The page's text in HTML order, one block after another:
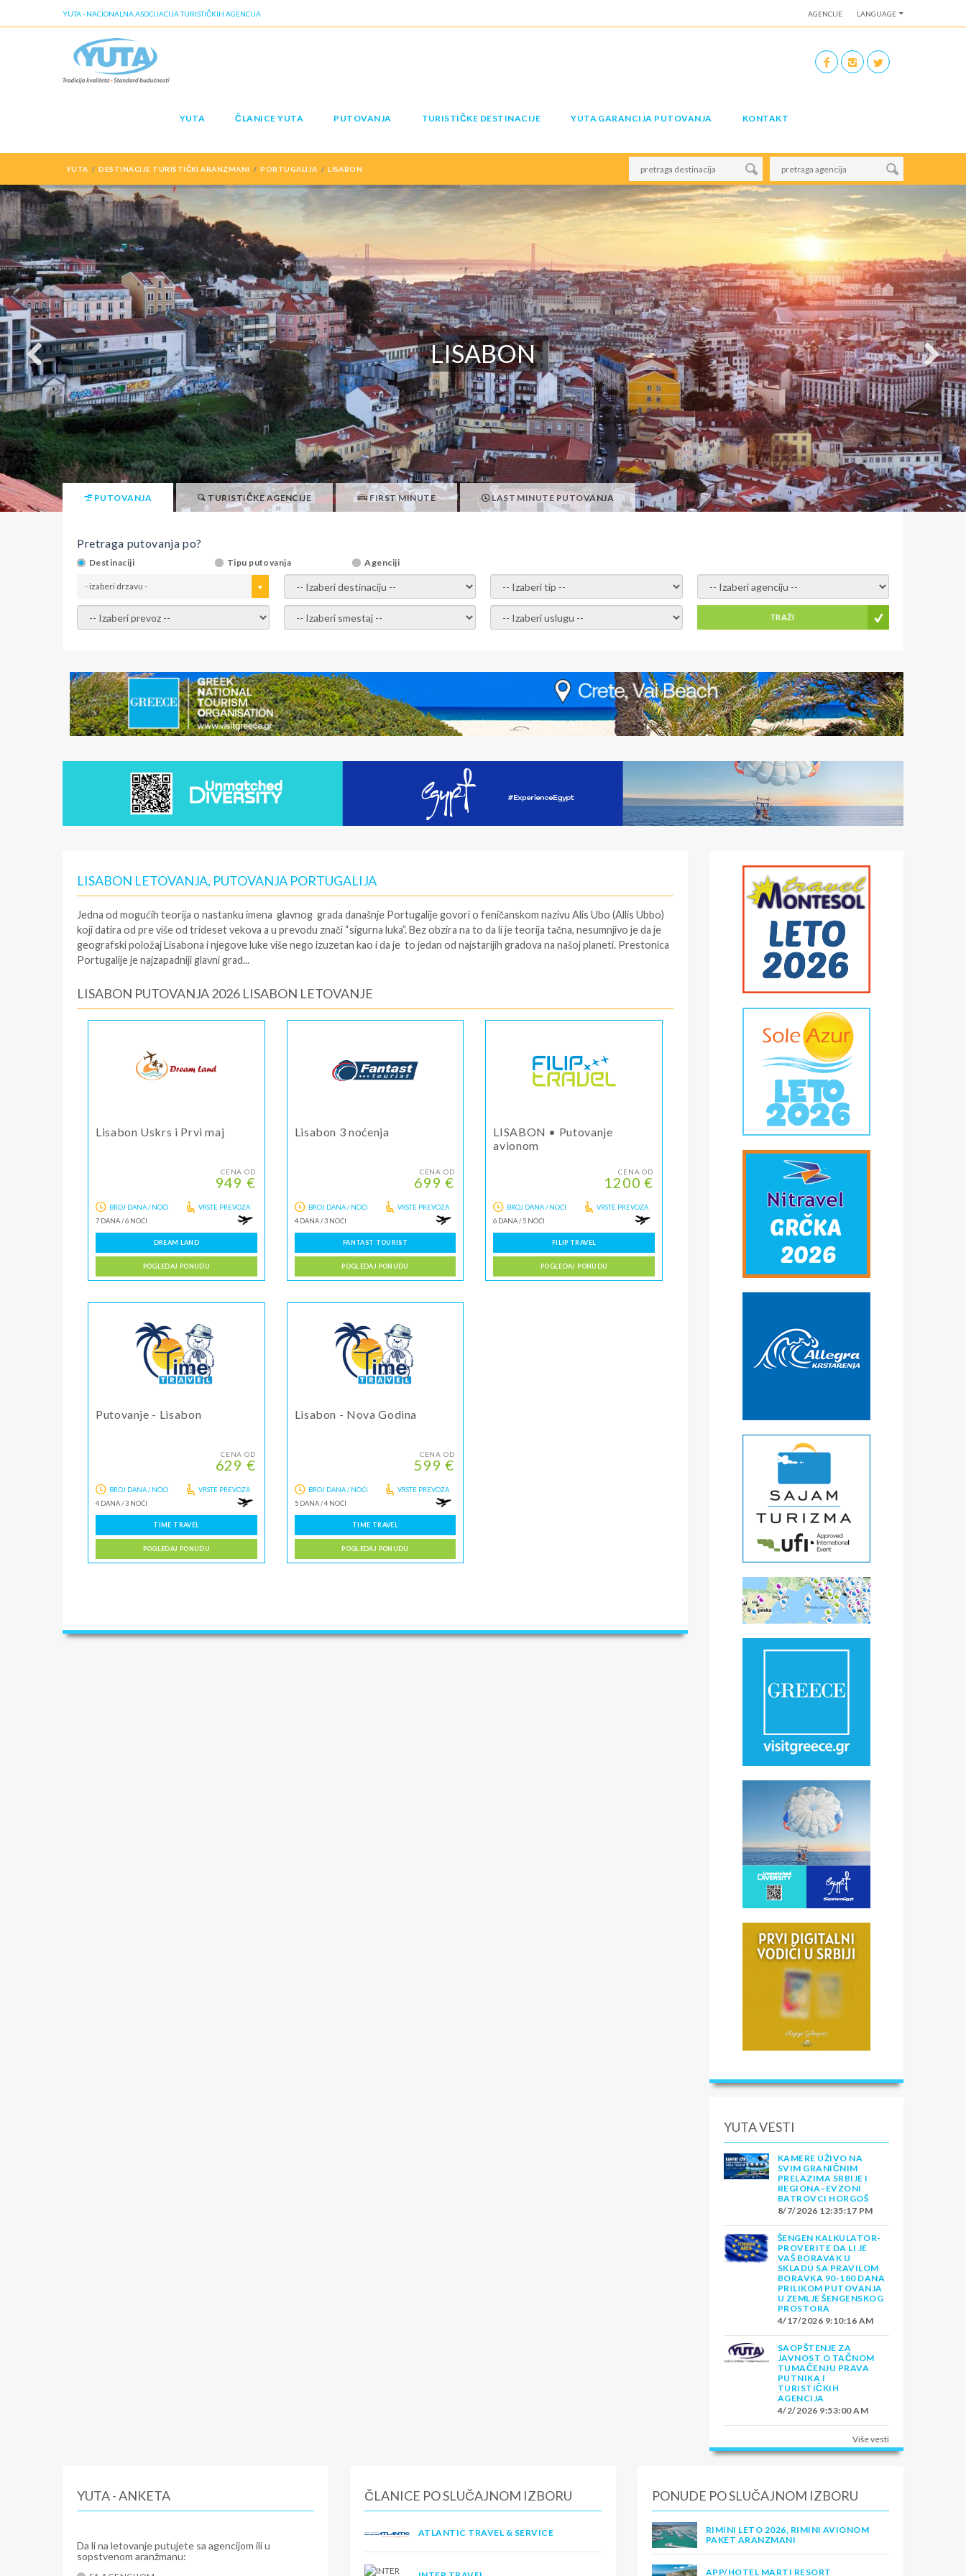
AGENCIJE LANGUAGE
YUTA - NACIONALNA ASOCIJACIJA TURISTIČKIH AGENCIJA
YUTA ČLANICE YUTA PUTOVANJA TURISTIČKE DESTINACIJE YUTA GARANCIJA PUTOVANJA KONTAKT
YUTA DESTINACIJE TURISTIČKI ARANZMANI PORTUGALIJA LISABON
LISABON
PUTOVANJA TURISTIČKE AGENCIJE FIRST MINUTE LAST MINUTE PUTOVANJA
Pretraga putovanja po?
Destinaciji Tipu putovanja Agenciji
- izaberi drzavu - - izaberi destinaciju - - izaberi tip - - izaberi agenciju -
- izaberi prevoz - - Izaberite smestaj - - Izaberite uslugu - TRAŽI
LISABON LETOVANJA, PUTOVANJA PORTUGALIJA
Jedna od mogućih teorija o nastanku imena glavnog grada današnje Portugalije govori o feničanskom nazivu Alis Ubo (Allis Ubbo)
koji datira od pre više od trideset vekova a u prevodu znači “sigurna luka”. Bez obzira na to da li je teorija tačna, nesumnjivo je da je
geografski položaj Lisabona i njegove luke više nego izuzetan kao i da je to jedan od najstarijih gradova na našoj planeti. Prestonica
Portugalije je najzapadniji glavni grad...
LISABON PUTOVANJA 2026 LISABON LETOVANJE
Lisabon Uskrs i Prvi maj
CENA OD
949 €
BROJ DANA / NOĆI
7 DANA/6 NOĆI
VRSTE PREVOZA
DREAM LAND
POGLEDAJ PONUDU
Lisabon 3 noćenja
CENA OD
699 €
BROJ DANA / NOĆI
4 DANA/3 NOĆI
VRSTE PREVOZA
FANTAST TOURIST
POGLEDAJ PONUDU
LISABON • Putovanje
avionom
CENA OD
1200 €
BROJ DANA / NOĆI
6 DANA/5 NOĆI
VRSTE PREVOZA
FILIP TRAVEL
POGLEDAJ PONUDU
Putovanje - Lisabon
CENA OD
629 €
BROJ DANA / NOĆI
4 DANA/3 NOĆI
VRSTE PREVOZA
TIME TRAVEL
POGLEDAJ PONUDU
Lisabon - Nova Godina
CENA OD
599 €
BROJ DANA / NOĆI
5 DANA/4 NOĆI
VRSTE PREVOZA
TIME TRAVEL
POGLEDAJ PONUDU
YUTA VESTI
KAMERE UŽIVO NA
SVIM GRANIČNIM
PRELAZIMA SRBIJE I
REGIONA–EVZONI
BATROVCI HORGOŠ
8/7/2026 12:35:17 PM
ŠENGEN KALKULATOR-
PROVERITE DA LI JE
VAŠ BORAVAK U
SKLADU SA PRAVILOM
BORAVKA 90-180 DANA
PRILIKOM PUTOVANJA
U ZEMLJE ŠENGENSKOG
PROSTORA
4/17/2026 9:10:16 AM
SAOPŠTENJE ZA
JAVNOST O TAČNOM
TUMAČENJU PRAVA
PUTNIKA I
TURISTIČKIH
AGENCIJA
4/2/2026 9:53:00 AM
Više vesti
YUTA - ANKETA
Da li na letovanje putujete sa agencijom ili u
sopstvenom aranžmanu:
ČLANICE PO SLUČAJNOM IZBORU
ATLANTIC TRAVEL & SERVICE
PONUDE PO SLUČAJNOM IZBORU
RIMINI LETO 2026, RIMINI AVIONOM
PAKET ARANZMANI
APP/HOTEL MARTI RESORT